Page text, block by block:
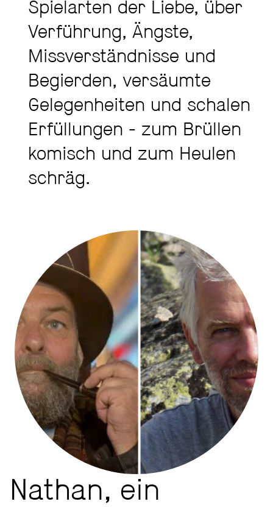
Spielarten der Liebe, über
Verführung, Ängste,
Missverständnisse und
Begierden, versäumte
Gelegenheiten und schalen
Erfüllungen - zum Brüllen
komisch und zum Heulen
schräg.
Nathan, ein